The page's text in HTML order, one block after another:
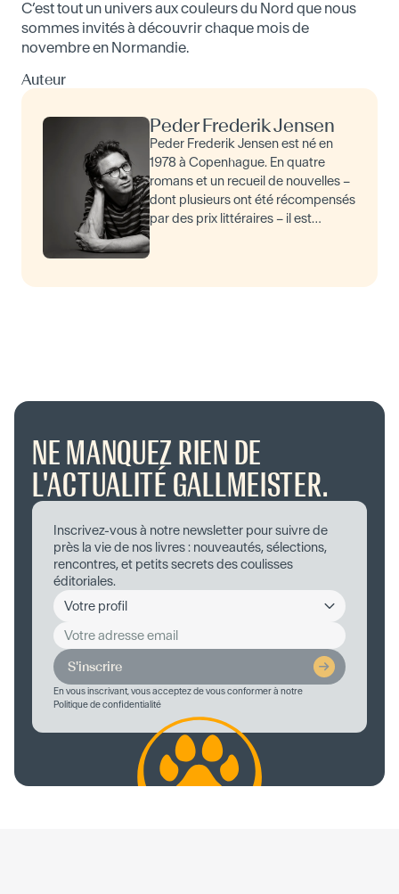
C’est tout un univers aux couleurs du Nord que nous
sommes invités à découvrir chaque mois de
novembre en Normandie.
Auteur
Peder Frederik Jensen
Peder Frederik Jensen est né en
1978 à Copenhague. En quatre
romans et un recueil de nouvelles –
dont plusieurs ont été récompensés
par des prix littéraires – il est
parvenu à acquérir une
reconnaissance critique et publ…
NE MANQUEZ RIEN DE
L'ACTUALITÉ GALLMEISTER.
Inscrivez-vous à notre newsletter pour suivre de
près la vie de nos livres : nouveautés, sélections,
rencontres, et petits secrets des coulisses
éditoriales.
S'inscrire
En vous inscrivant, vous acceptez de vous conformer à notre
Politique de confidentialité